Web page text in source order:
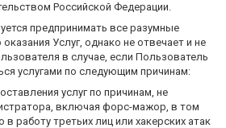
Российской Федерации.
предпринимать все разумные
Услуг, однако не отвечает и не
в случае, если Пользователь
услугами по следующим причинам:
услуг по причинам, не
включая форс-мажор, в том
работу третьих лиц или хакерских атак